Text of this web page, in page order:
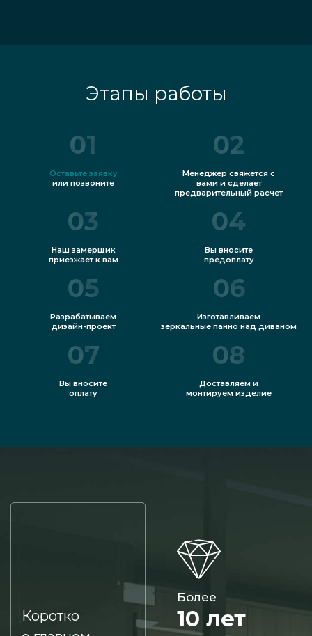
Этапы работы
01
Оставьте заявку
или позвоните
02
Менеджер свяжется с
вами и сделает
предварительный расчет
03
Наш замерщик
приезжает к вам
04
Вы вносите
предоплату
05
Разрабатываем
дизайн-проект
06
Изготавливаем
зеркальные панно над диваном
07
Вы вносите
оплату
08
Доставляем и
монтируем изделие
Коротко
Более
10 лет